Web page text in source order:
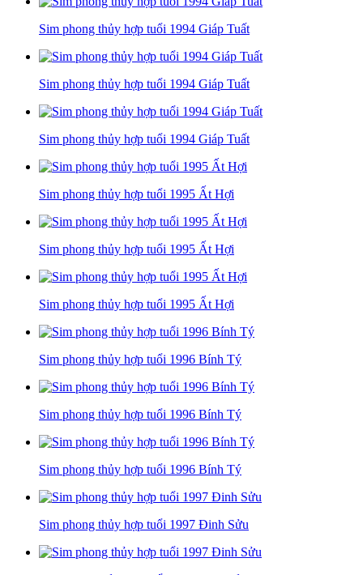
Sim phong thủy hợp tuổi 1994 Giáp Tuất
Sim phong thủy hợp tuổi 1994 Giáp Tuất
Sim phong thủy hợp tuổi 1994 Giáp Tuất
Sim phong thủy hợp tuổi 1995 Ất Hợi
Sim phong thủy hợp tuổi 1995 Ất Hợi
Sim phong thủy hợp tuổi 1995 Ất Hợi
Sim phong thủy hợp tuổi 1996 Bính Tý
Sim phong thủy hợp tuổi 1996 Bính Tý
Sim phong thủy hợp tuổi 1996 Bính Tý
Sim phong thủy hợp tuổi 1997 Đinh Sửu